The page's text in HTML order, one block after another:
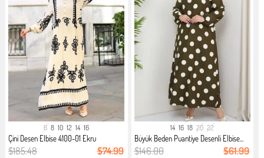
6 8 10 12 14 16
Çini Desen Elbise 4100-01 Ekru
$185.48 $74.99
14 16 18 20 22
Büyük Beden Puantiye Desenli Elbise...
$146.00 $61.99